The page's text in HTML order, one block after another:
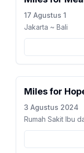
17 Agustus 1
Jakarta ~ Bali
Miles for
3 Agustus 2024
Rumah Sakit Ibu